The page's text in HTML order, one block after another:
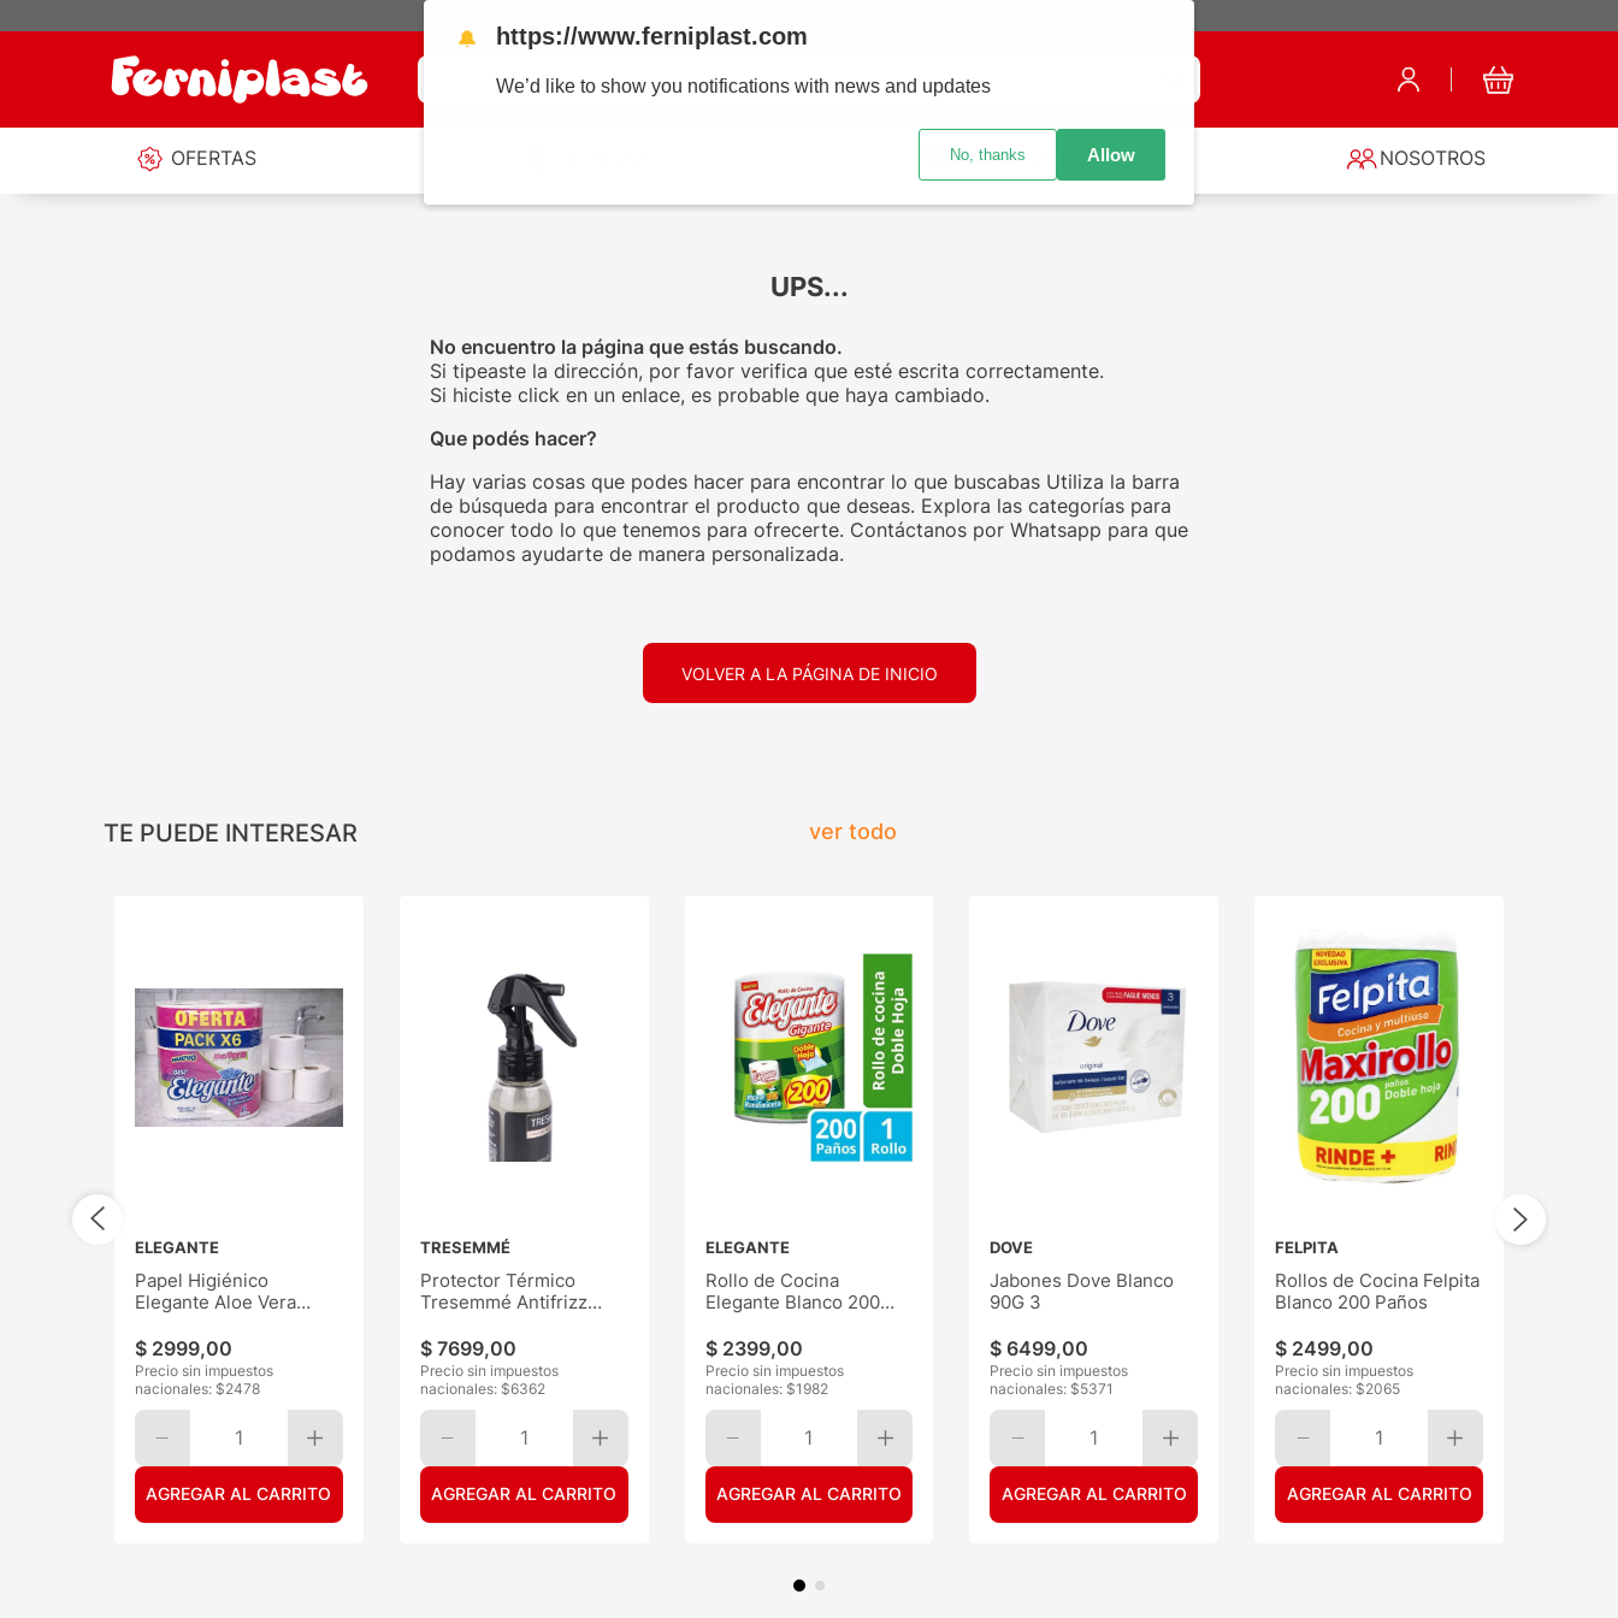
¿Qué estás buscando?
OFERTAS SUCURSALES NOSOTROS
UPS...
No encuentro la página que estás buscando.
Si tipeaste la dirección, por favor verifica que esté escrita correctamente.
Si hiciste click en un enlace, es probable que haya cambiado.
Que podés hacer?
Hay varias cosas que podes hacer para encontrar lo que buscabas Utiliza la barra
de búsqueda para encontrar el producto que deseas. Explora las categorías para
conocer todo lo que tenemos para ofrecerte. Contáctanos por Whatsapp para que
podamos ayudarte de manera personalizada.
VOLVER A LA PÁGINA DE INICIO
TE PUEDE INTERESAR ver todo
ELEGANTE
Papel Higiénico
Elegante Aloe Vera
$ 2999,00
Precio sin impuestos
nacionales: $2478
1
AGREGAR AL CARRITO
TRESEMMÉ
Protector Térmico
Tresemmé Antifrizz
$ 7699,00
Precio sin impuestos
nacionales: $6362
1
AGREGAR AL CARRITO
ELEGANTE
Rollo de Cocina
Elegante Blanco 200
$ 2399,00
Precio sin impuestos
nacionales: $1982
1
AGREGAR AL CARRITO
DOVE
Jabones Dove Blanco
90G 3
$ 6499,00
Precio sin impuestos
nacionales: $5371
1
AGREGAR AL CARRITO
FELPITA
Rollos de Cocina Felpita
Blanco 200 Paños
$ 2499,00
Precio sin impuestos
nacionales: $2065
1
AGREGAR AL CARRITO
🔔 https://www.ferniplast.com
We’d like to show you notifications with news and updates
No, thanks Allow